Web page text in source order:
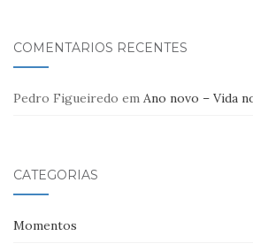
COMENTÁRIOS RECENTES
Pedro Figueiredo em Ano novo – Vida
CATEGORIAS
Momentos